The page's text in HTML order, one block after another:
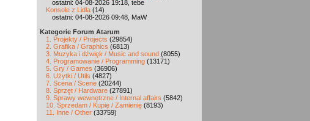
ostatni: 04-08-2026 19:18, tebe
Konsole z Lidla (14)
ostatni: 04-08-2026 09:48, MaW
Kategorie Forum Atarum
1. Projekty / Projects (29854)
2. Grafika / Graphics (6813)
3. Muzyka i dźwięk / Music and sound (8055)
4. Programowanie / Programming (13171)
5. Gry / Games (36906)
6. Użytki / Utils (4827)
7. Scena / Scene (20244)
8. Sprzęt / Hardware (27891)
9. Sprawy wewnętrzne / Internal affairs (5842)
10. Sprzedam / Kupię / Zamienię (8193)
11. Inne / Other (33759)